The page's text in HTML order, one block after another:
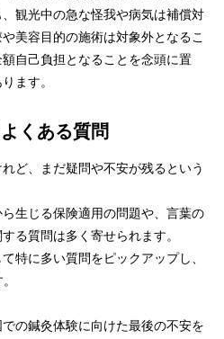
観光中の急な怪我や病気は補償対
美容目的の施術は対象外となるこ
自己負担となることを念頭に置
ます。
くある質問
ど、まだ疑問や不安が残るという
生じる保険適用の問題や、言葉の
る質問は多く寄せられます。
特に多い質問をピックアップし、
の鍼灸体験に向けた最後の不安を